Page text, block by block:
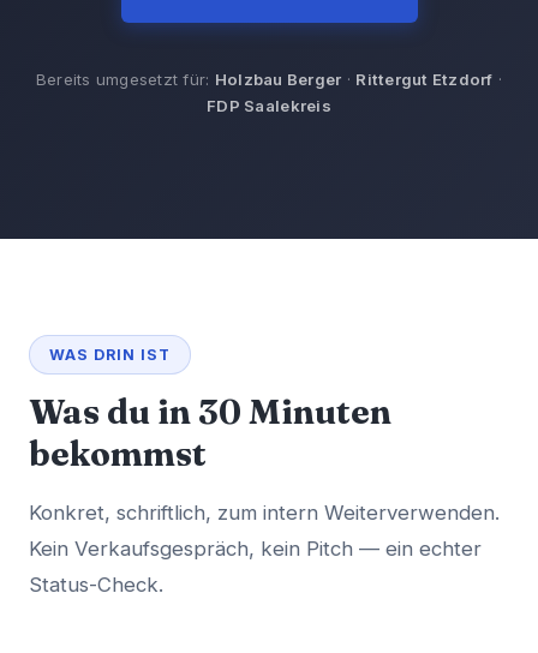
Bereits umgesetzt für: Holzbau Berger · Rittergut Etzdorf ·
FDP Saalekreis
WAS DRIN IST
Was du in 30 Minuten
bekommst
Konkret, schriftlich, zum intern Weiterverwenden.
Kein Verkaufsgespräch, kein Pitch — ein echter
Status-Check.